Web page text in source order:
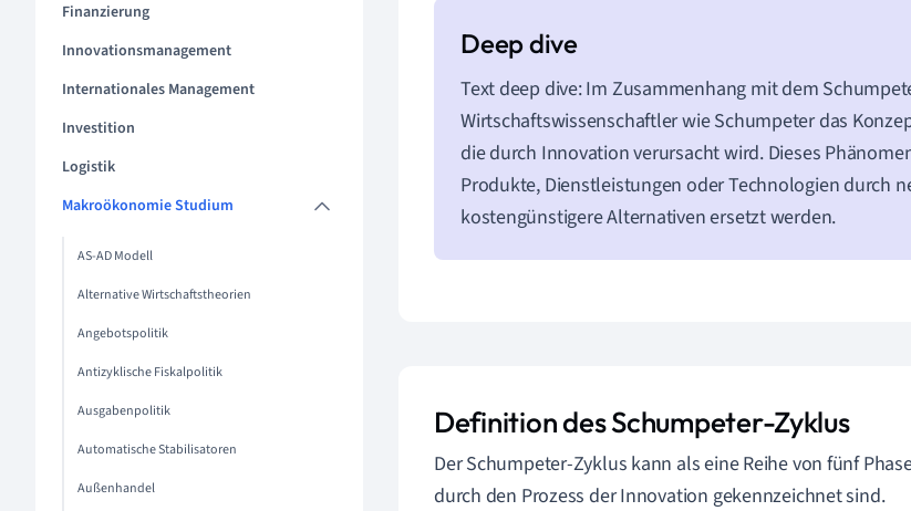
Finanzierung
Innovationsmanagement
Internationales Management
Investition
Logistik
Makroökonomie Studium
AS-AD Modell
Alternative Wirtschaftstheorien
Angebotspolitik
Antizyklische Fiskalpolitik
Ausgabenpolitik
Automatische Stabilisatoren
Außenhandel
Text deep dive: Im Zusammenhang mit dem
Wirtschaftswissenschaftler wie Schumpeter das
die durch Innovation verursacht wird. Dieses
Produkte, Dienstleistungen oder Technologien durch
kostengünstigere Alternativen ersetzt werden.
Definition des Schumpeter-Zyklus
Der Schumpeter-Zyklus kann als eine Reihe von fünf
durch den Prozess der Innovation gekennzeichnet sind.